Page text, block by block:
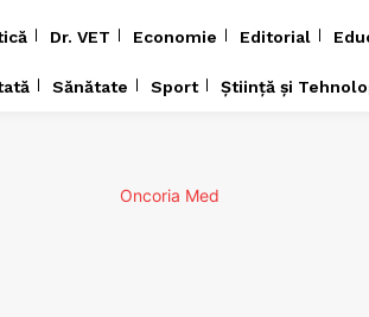
Dr. VET Economie Editorial
Sănătate Sport Știință și